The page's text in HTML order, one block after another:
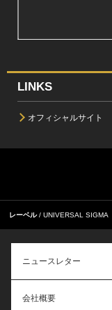
LINKS
オフィシャルサイト
レーベル UNIVERSAL SIGMA
ニュースレター
会社概要